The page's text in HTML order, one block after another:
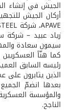
الجيش في إنشاء
أركان الجيش
زياد عبيد – شركة
سيمون سعادة
كما هنّأ
رئيسه السابق
الذين يثابرون على
بعدها انضمّ
والمؤسسة
الناجح.